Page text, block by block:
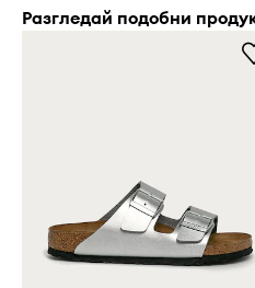
Разгледай подобни